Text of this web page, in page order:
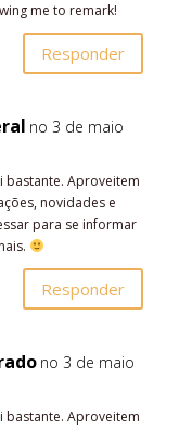
me to remark!
Responder
no 3 de maio
bastante. Aproveitem
novidades e
para se informar
Responder
no 3 de maio
bastante. Aproveitem